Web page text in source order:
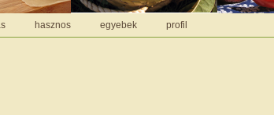
hasznos egyebek profil